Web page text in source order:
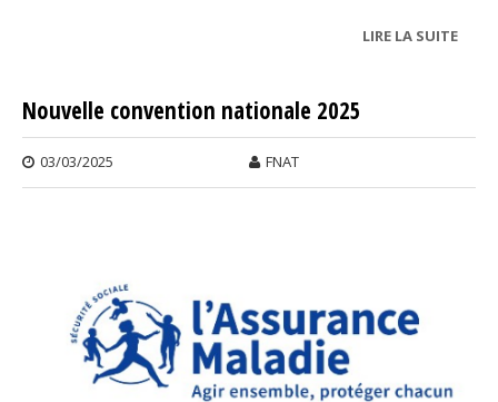
LIRE LA SUITEDE
Nouvelle convention nationale 2025
03/03/2025 FNAT